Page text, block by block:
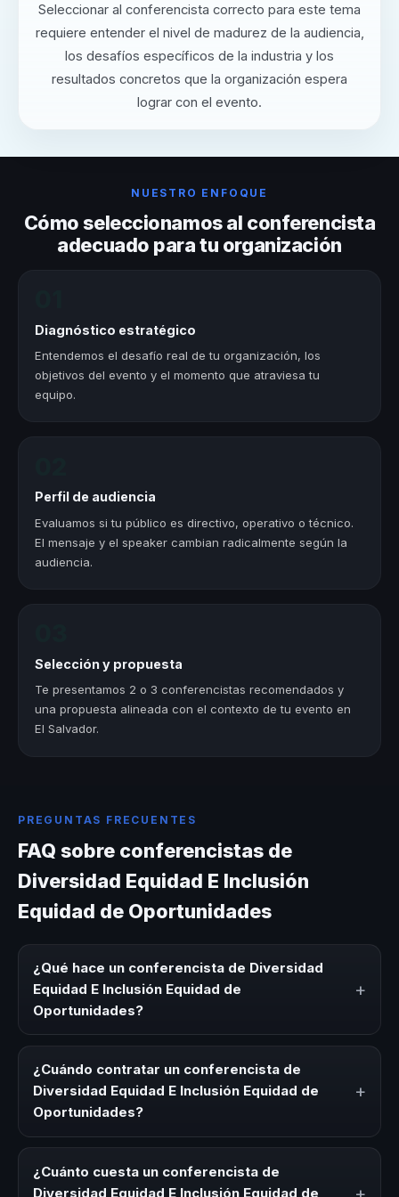
Seleccionar al conferencista correcto para este tema
requiere entender el nivel de madurez de la audiencia,
los desafíos específicos de la industria y los
resultados concretos que la organización espera
lograr con el evento.
NUESTRO ENFOQUE
Cómo seleccionamos al conferencista
adecuado para tu organización
Diagnóstico estratégico
Entendemos el desafío real de tu organización, los
objetivos del evento y el momento que atraviesa tu
equipo.
Perfil de audiencia
Evaluamos si tu público es directivo, operativo o técnico.
El mensaje y el speaker cambian radicalmente según la
audiencia.
Selección y propuesta
Te presentamos 2 o 3 conferencistas recomendados y
una propuesta alineada con el contexto de tu evento en
El Salvador.
PREGUNTAS FRECUENTES
FAQ sobre conferencistas de
Diversidad Equidad E Inclusión
Equidad de Oportunidades
¿Qué hace un conferencista de Diversidad
Equidad E Inclusión Equidad de
Oportunidades?
+
Equidad de Oportunidades es un experto que comparte
conocimiento, estrategias y experiencias sobre este tema
en eventos corporativos, convenciones y seminarios. Su
objetivo es generar reflexión, inspiración y herramientas
aplicables para la audiencia.
¿Cuándo contratar un conferencista de
Diversidad Equidad E Inclusión Equidad de
Oportunidades?
+
E Inclusión Equidad de Oportunidades para kick-offs,
convenciones anuales, programas de desarrollo, eventos
¿Cuánto cuesta un conferencista de
Diversidad Equidad E Inclusión Equidad de